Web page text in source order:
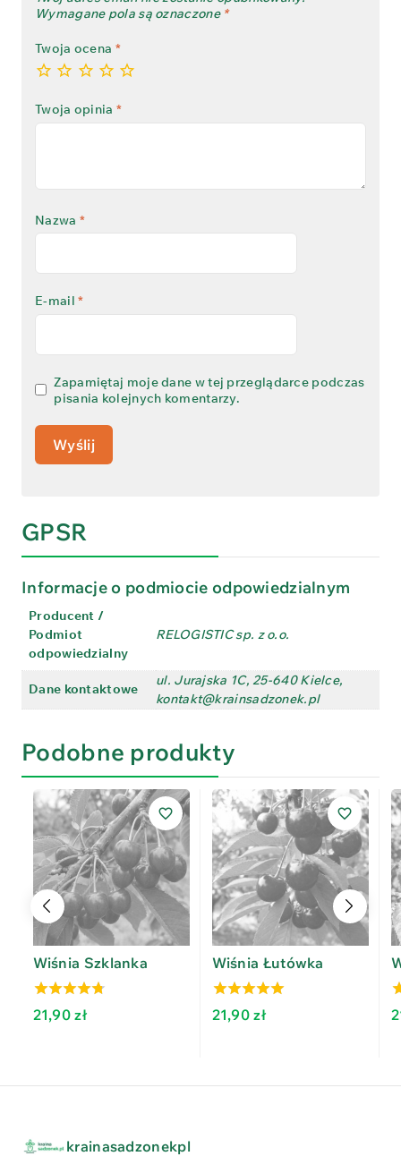
Wymagane pola są oznaczone *
Twoja ocena *
Twoja opinia *
Nazwa *
E-mail*
Zapamiętaj moje dane w tej przeglądarce podczas
pisania kolejnych komentarzy.
GPSR
Informacje o podmiocie odpowiedzialnym
Producent /
Podmiot
odpowiedzialny
RELOGISTIC sp. z o.o.
Dane kontaktowe
ul. Jurajska 1C, 25-640 Kielce,
kontakt@krainsadzonek.pl
Podobne produkty
Wiśnia Szklanka
4.33
out of 5
21,90zł
Wiśnia Łutówka
4.80
out of 5
21,90zł
krainasadzonekpl